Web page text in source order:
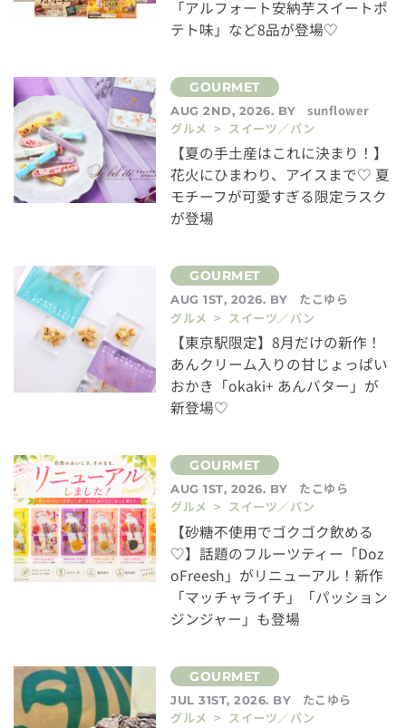
「アルフォート安納芋スイートポ
テト味」など8品が登場♡
AUG 2ND, 2026. BY
sunflower
グルメ > スイーツ／パン
【夏の手土産はこれに決まり！】
花火にひまわり、アイスまで♡ 夏
モチーフが可愛すぎる限定ラスク
が登場
AUG 1ST, 2026. BY
たこゆら
グルメ > スイーツ／パン
【東京駅限定】8月だけの新作！
あんクリーム入りの甘じょっぱい
おかき「okaki+ あんバター」が
新登場♡
AUG 1ST, 2026. BY
たこゆら
グルメ > スイーツ／パン
【砂糖不使用でゴクゴク飲める
♡】話題のフルーツティー「Doz
oFreesh」がリニューアル！新作
「マッチャライチ」「パッション
ジンジャー」も登場
JUL 31ST, 2026. BY
たこゆら
グルメ > スイーツ／パン